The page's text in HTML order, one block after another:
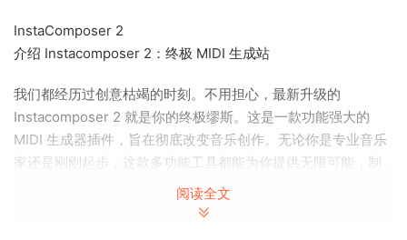
InstaComposer 2
介绍 Instacomposer 2：终极 MIDI 生成站
我们都经历过创意枯竭的时刻。不用担心，最新升级的
Instacomposer 2 就是你的终极缪斯。这是一款功能强大的
MIDI 生成器插件，旨在彻底改变音乐创作。无论你是专业音乐
家还是刚刚起步，这款多功能工具都能为你提供无限可能，制
作出各种类型和风格的迷人旋律、乐句、乐段和和弦进行。
Instacomposer 2 拥有友好的用户界面和先进的算法，能让你
阅读全文